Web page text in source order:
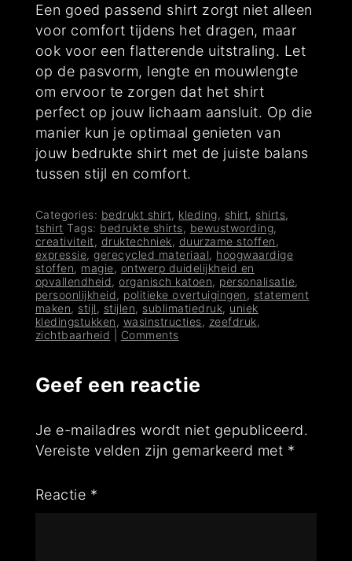
Een goed passend shirt zorgt niet alleen
voor comfort tijdens het dragen, maar
ook voor een flatterende uitstraling. Let
op de pasvorm, lengte en mouwlengte
om ervoor te zorgen dat het shirt
perfect op jouw lichaam aansluit. Op die
manier kun je optimaal genieten van
jouw bedrukte shirt met de juiste balans
tussen stijl en comfort.
Categories: bedrukt shirt, kleding, shirt, shirts,
tshirt Tags: bedrukte shirts, bewustwording,
creativiteit , druktechniek, duurzame stoffen ,
expressie,gerecycled materiaal, hoogwaardige
stoffen, magie, ontwerp duidelijkheid en
opvallendheid,organisch katoen, personalisatie,
persoonlijkheid, politieke overtuigingen , statement
maken, stijl , stijlen, sublimatiedruk, uniek
kledingstukken , wasinstructies, zeefdruk,
zichtbaarheid
Comments
Geef een reactie
Je e-mailadres wordt niet gepubliceerd.
Vereiste velden zijn gemarkeerd met *
Reactie *